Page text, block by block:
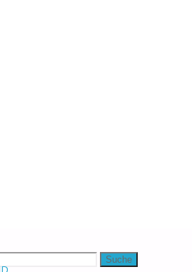
Suche
Datenschutzerklärung